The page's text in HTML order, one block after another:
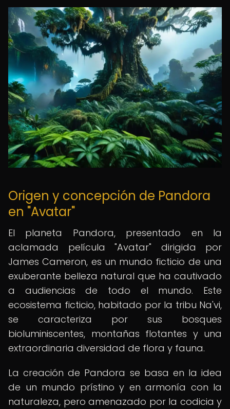
Origen y concepción de Pandora
en "Avatar"
El planeta Pandora, presentado en la
aclamada película "Avatar" dirigida por
James Cameron, es un mundo ficticio de una
exuberante belleza natural que ha cautivado
a audiencias de todo el mundo. Este
ecosistema ficticio, habitado por la tribu Na'vi,
se caracteriza por sus bosques
bioluminiscentes, montañas flotantes y una
extraordinaria diversidad de flora y fauna.
La creación de Pandora se basa en la idea
de un mundo prístino y en armonía con la
naturaleza, pero amenazado por la codicia y